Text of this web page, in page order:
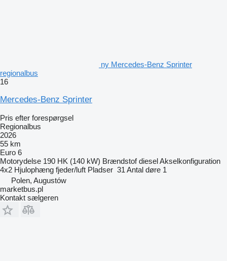
ny Mercedes-Benz Sprinter
regionalbus
16
Mercedes-Benz Sprinter
Pris efter forespørgsel
Regionalbus
2026
55 km
Euro 6
Motorydelse 190 HK (140 kW) Brændstof dieselAkselkonfiguration
4x2 Hjulophæng fjeder/luft Pladser 31 Antal døre 1
Polen, Augustów
marketbus.pl
Kontakt sælgeren